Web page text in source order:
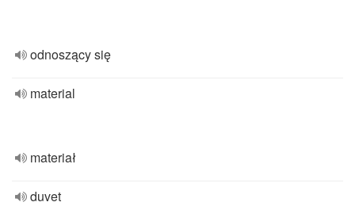
odnoszący się
material
materiał
duvet